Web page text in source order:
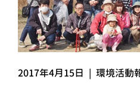
2017年4月15日 | 環境活動